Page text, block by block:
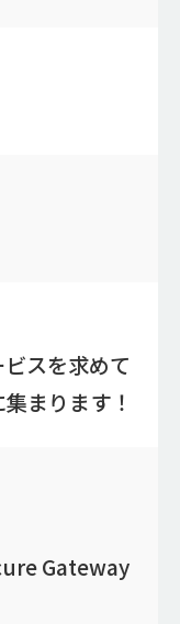
スを求めて
まります！
Gateway